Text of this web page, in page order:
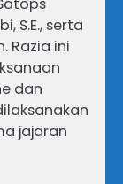
S.E., serta
Razia ini
dan
jajaran